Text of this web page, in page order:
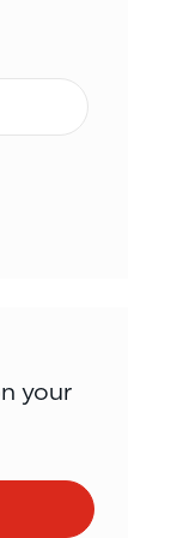
your